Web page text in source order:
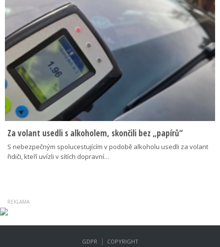
Za volant usedli s alkoholem, skončili bez „papírů“
S nebezpečným spolucestujícím v podobě alkoholu usedli za volant
řidiči, kteří uvízli v sítích dopravní…
GDPR | COPYRIGHT